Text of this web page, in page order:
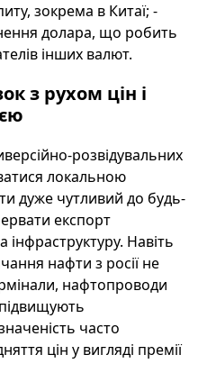
зокрема в Китаї; -
долара, що робить
інших валют.
з рухом цін і
розвідувальних
локальною
дуже чутливий до будь-
експорт
інфраструктуру. Навіть
нафти з росії не
нафтопроводи
часто
цін у вигляді премії